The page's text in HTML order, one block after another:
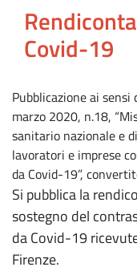
Covid-19
Pubblicazione ai sensi
marzo 2020, n.18,
sanitario nazionale e
lavoratori e imprese
da Covid-19”,
Si pubblica la
sostegno del
da Covid-19
Firenze.